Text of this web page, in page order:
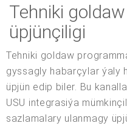
Tehniki
üpjünçiligi
Tehniki goldaw
gyssagly habarçylar ýaly
üpjün edip biler. Bu
USU integrasiýa
sazlamalary ulanmagy